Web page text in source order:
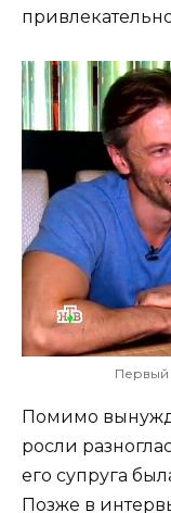
Первый
Помимо
росли
его супруга
Позже в